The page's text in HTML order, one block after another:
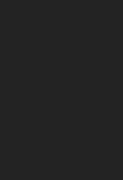
genvordigheder